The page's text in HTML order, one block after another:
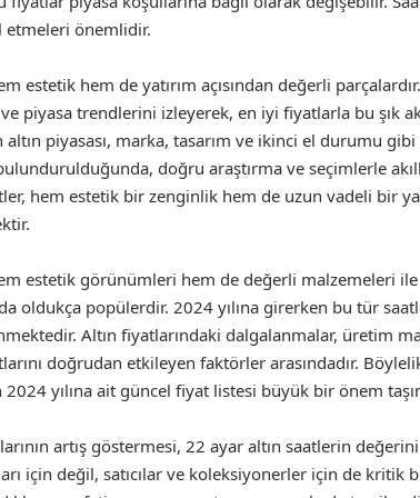
etmeleri önemlidir.
estetik hem de yatırım açısından değerli
piyasa trendlerini izleyerek, en iyi fiyatlarla bu şık
piyasası, marka, tasarım ve ikinci el durumu
doğru araştırma ve seçimlerle
hem estetik bir zenginlik hem de uzun vadeli bir
estetik görünümleri hem de değerli malzemeleri
oldukça popülerdir. 2024 yılına girerken bu tür
Altın fiyatlarındaki dalgalanmalar, üretim
doğrudan etkileyen faktörler arasındadır.
yılına ait güncel fiyat listesi büyük bir önem
artış göstermesi, 22 ayar altın saatlerin
için değil, satıcılar ve koleksiyonerler için de kritik